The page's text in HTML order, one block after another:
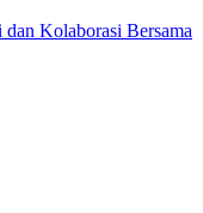
Kolaborasi Bersama